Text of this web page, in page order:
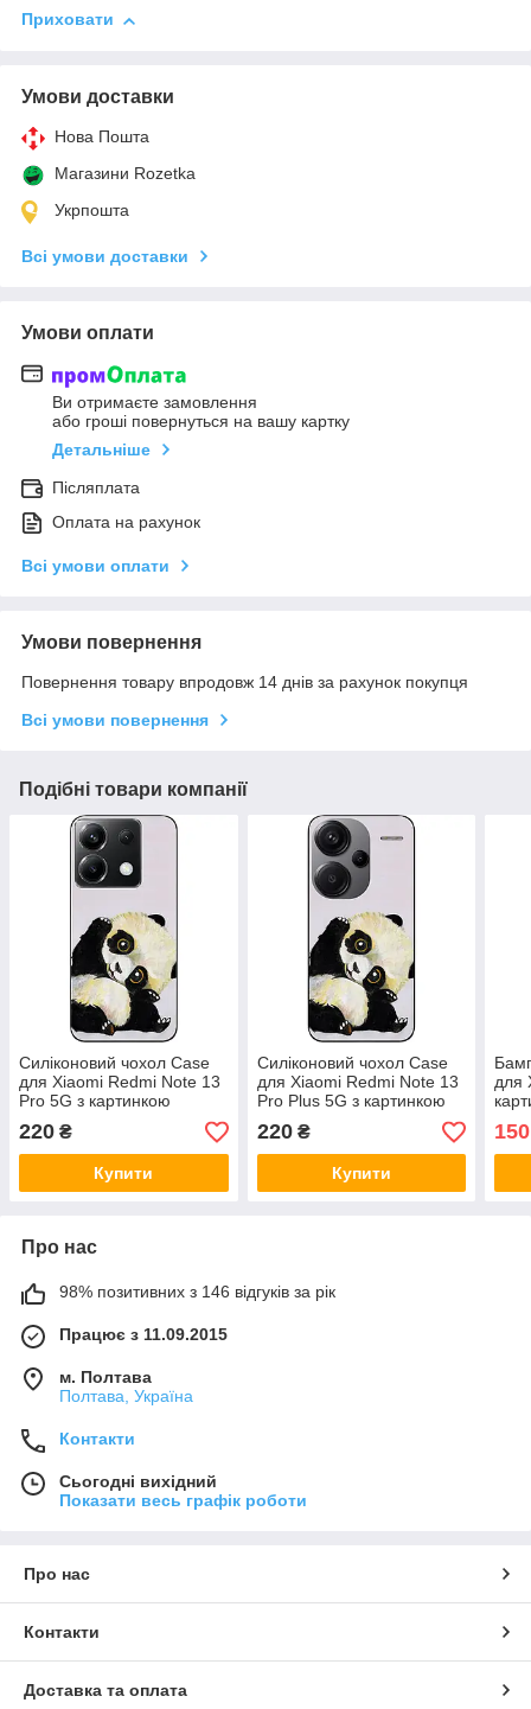
Приховати
Умови доставки
Нова Пошта
Магазини Rozetka
Укрпошта
Всі умови доставки
Умови оплати
Ви отримаєте замовлення
або гроші повернуться на вашу картку
Детальніше
Післяплата
Оплата на рахунок
Всі умови оплати
Умови повернення
Повернення товару впродовж 14 днів за рахунок покупця
Всі умови повернення
Подібні товари компанії
Силіконовий чохол Case
для Xiaomi Redmi Note 13
Pro 5G з картинкою
Пандочка
220 ₴
Купити
Силіконовий чохол Case
для Xiaomi Redmi Note 13
Pro Plus 5G з картинкою
Пандочка
220₴
Купити
для
150
Про нас
98% позитивних з 146 відгуків за рік
Працює з 11.09.2015
м. Полтава
Полтава, Україна
Контакти
Сьогодні вихідний
Показати весь графік роботи
Про нас
Контакти
Доставка та оплата